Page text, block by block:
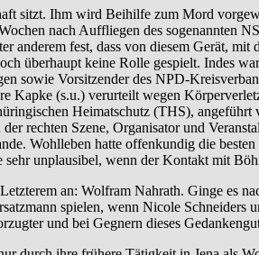
sitzt. Ihm wird Beihilfe zum Mord
nach Auffliegen des sogenannten
fest, dass von diesem Gerät,
überhaupt keine Rolle gespielt. Indes
sowie Vorsitzender des NPD-
Kapke (s.u.) verurteilt wegen
Heimatschutz (THS),
rechten Szene, Organisator und
Wohlleben hatte offenkundig die
unplausibel, wenn der Kontakt mit
an: Wolfram Nahrath. Ginge es
spielen, wenn Nicole
und bei Gegnern dieses